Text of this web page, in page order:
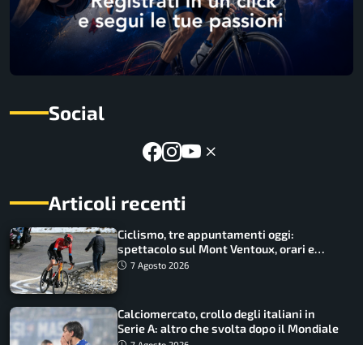
Social
Articoli recenti
Ciclismo, tre appuntamenti oggi:
spettacolo sul Mont Ventoux, orari e
come vederli
7 Agosto 2026
Calciomercato, crollo degli italiani in
Serie A: altro che svolta dopo il Mondiale